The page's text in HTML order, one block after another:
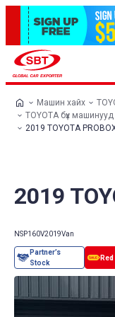
Машин хайх
TOYOTA бүх машинууд
2019 TOYOTA
2019
NSP160V2019Van